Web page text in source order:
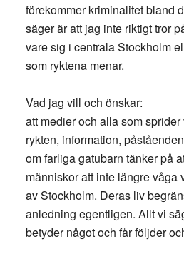
förekommer kriminalitet bland
säger är att jag inte riktigt tror
vare sig i centrala Stockholm
som ryktena menar.
Vad jag vill och önskar:
att medier och alla som
rykten, information,
om farliga gatubarn tänker på
människor att inte längre våga
av Stockholm. Deras liv
anledning egentligen. Allt vi
betyder något och får följder